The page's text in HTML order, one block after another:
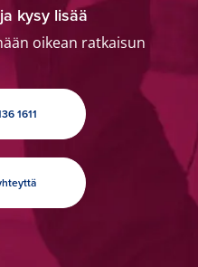
kysy lisää
oikean ratkaisun
1611